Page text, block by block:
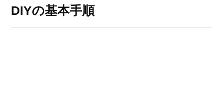
DIYの基本手順